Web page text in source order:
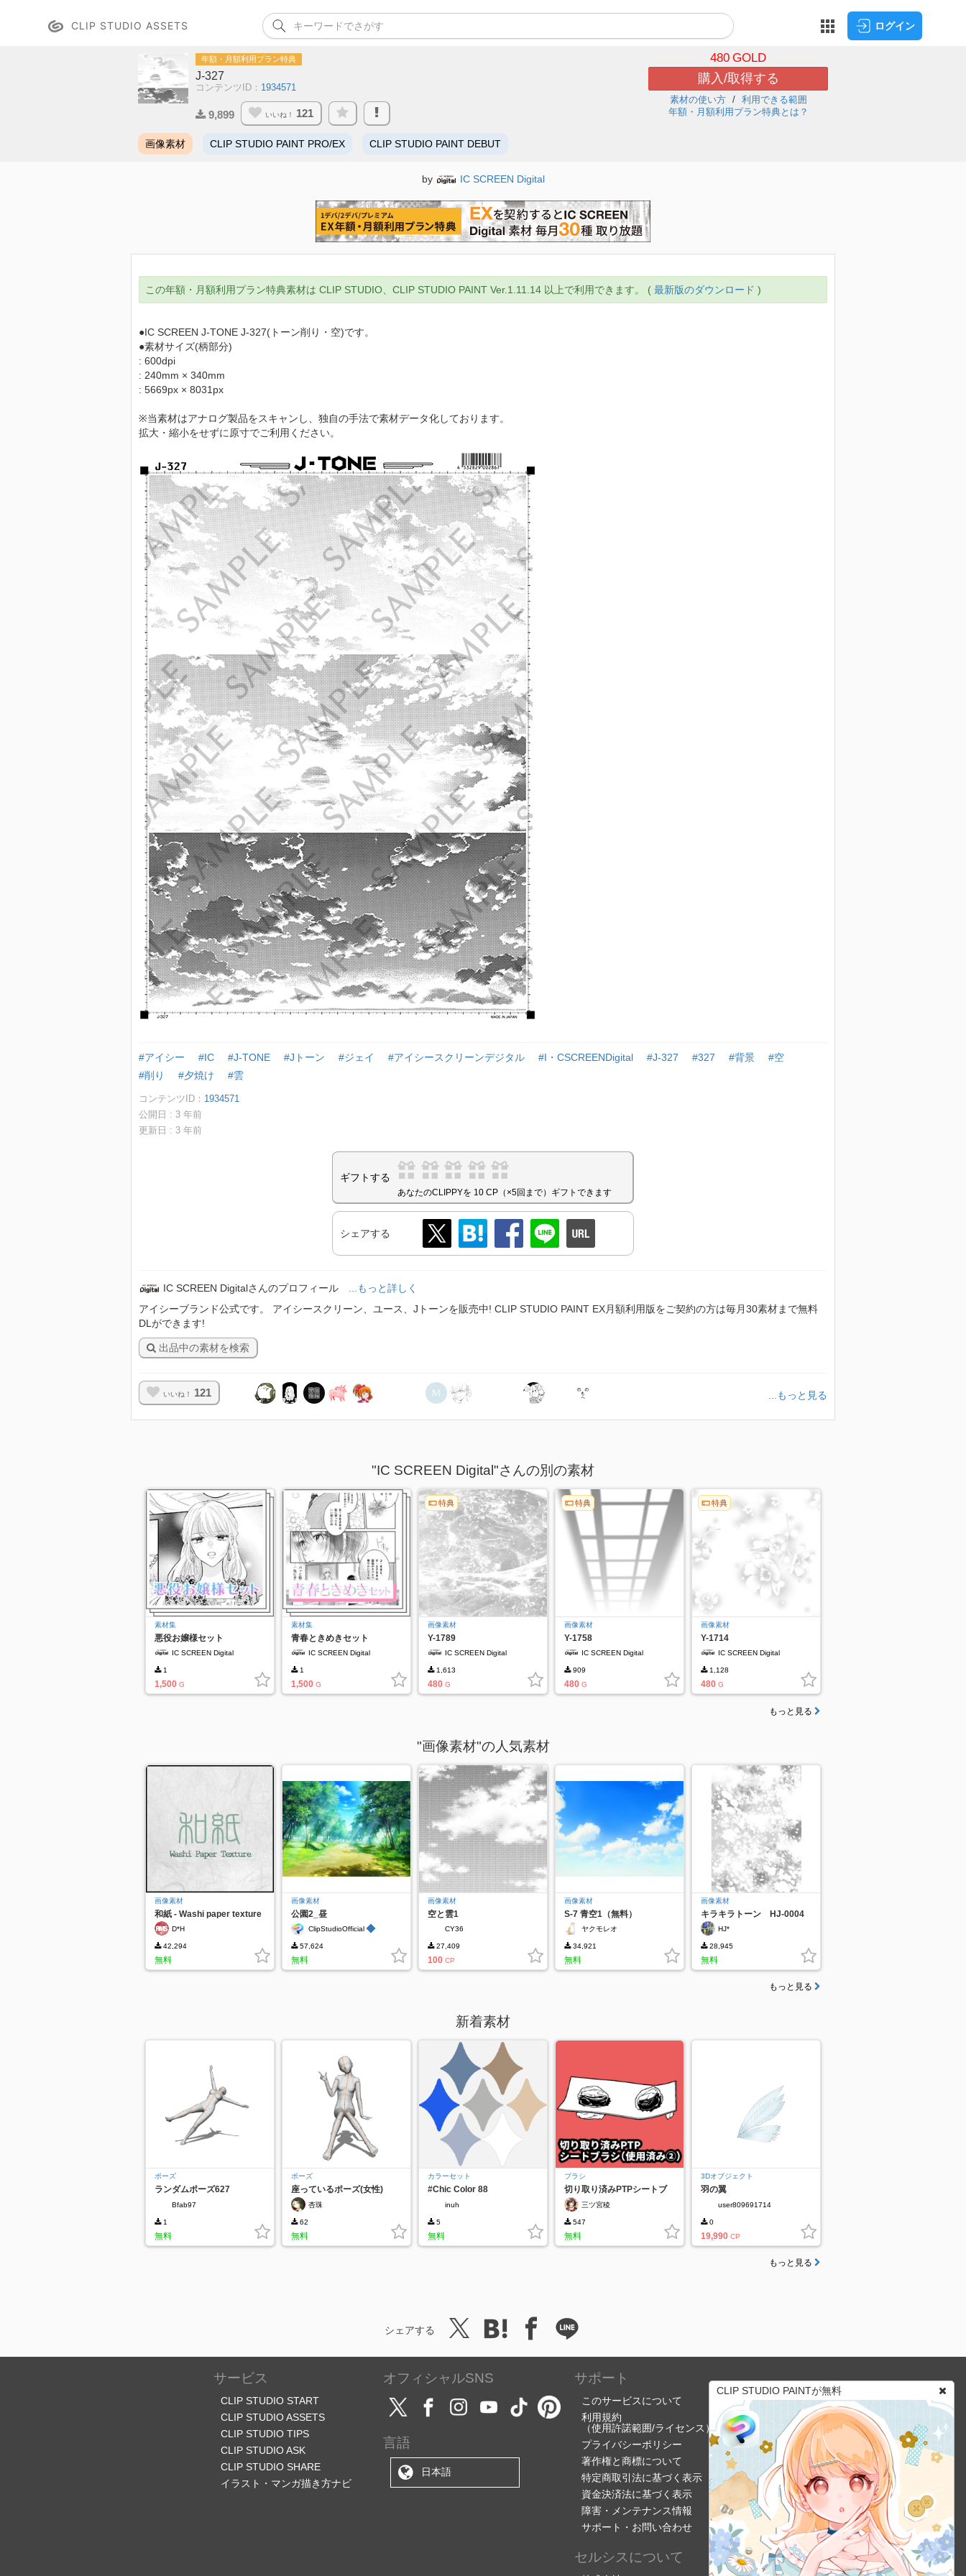
CLIP STUDIO ASSETS ログイン
年額・月額利用プラン特典
J-327
コンテンツID： 1934571
9,899 いいね！ 121
480 GOLD
購入/取得する
素材の使い方
利用できる範囲
年額・月額利用プラン特典とは？
画像素材 CLIP STUDIO PAINT PRO/EX CLIP STUDIO PAINT DEBUT
by IC SCREEN Digital
この年額・月額利用プラン特典素材は CLIP STUDIO、CLIP STUDIO PAINT Ver.1.11.14 以上で利用できます。 ( 最新版のダウンロード )
●IC SCREEN J-TONE J-327(トーン削り・空)です。
●素材サイズ(柄部分)
: 600dpi
: 240mm × 340mm
: 5669px × 8031px
※当素材はアナログ製品をスキャンし、独自の手法で素材データ化しております。
拡大・縮小をせずに原寸でご利用ください。
#アイシー #IC #J-TONE #Jトーン #ジェイ #アイシースクリーンデジタル #I・CSCREENDigital #J-327 #327 #背景
#空
#削り
#夕焼け #雲
コンテンツID： 1934571
公開日 : 3 年前
更新日 : 3 年前
ギフトする
あなたのCLIPPYを 10 CP（×5回まで）ギフトできます
シェアする
IC SCREEN Digitalさんのプロフィール
...もっと詳しく
アイシーブランド公式です。 アイシースクリーン、ユース、Jトーンを販売中! CLIP STUDIO PAINT EX月額利用版をご契約の方は毎月30素材まで無料
DLができます!
出品中の素材を検索
いいね！ 121 ...もっと見る
"IC SCREEN Digital"さんの別の素材
素材集
悪役お嬢様セット
IC SCREEN Digital
1
1,500 G
素材集
青春ときめきセット
IC SCREEN Digital
1
1,500 G
特典
画像素材
Y-1789
IC SCREEN Digital
1,613
480 G
特典
画像素材
Y-1758
IC SCREEN Digital
909
480 G
特典
画像素材
Y-1714
IC SCREEN Digital
1,128
480 G
もっと見る
"画像素材"の人気素材
画像素材
和紙 - Washi paper texture
D*H
42,294
無料
画像素材
公園2_昼
ClipStudioOfficial◆
57,624
無料
画像素材
空と雲1
CY36
27,409
100 CP
画像素材
S-7 青空1（無料）
ヤクモレオ
34,921
無料
画像素材
キラキラトーン HJ-0004
HJ*
28,945
無料
もっと見る
新着素材
ポーズ
ランダムポーズ627
Bfab97
1
無料
ポーズ
座っているポーズ(女性)
杏珠
62
無料
カラーセット
#Chic Color 88
inuh
5
無料
ブラシ
切り取り済みPTPシートブ
ラシ（使用済み②）
三ツ宮稜
547
無料
3Dオブジェクト
羽の翼
user809691714
0
19,990 CP
もっと見る
CLIP STUDIO PAINTが無料
シェアする
サービス
CLIP STUDIO START
CLIP STUDIO ASSETS
CLIP STUDIO TIPS
CLIP STUDIO ASK
CLIP STUDIO SHARE
イラスト・マンガ描き方ナビ
オフィシャルSNS
言語
日本語
サポート
このサービスについて
利用規約
（使用許諾範囲/ライセンス）
プライバシーポリシー
著作権と商標について
特定商取引法に基づく表示
資金決済法に基づく表示
障害・メンテナンス情報
サポート・お問い合わせ
セルシスについて